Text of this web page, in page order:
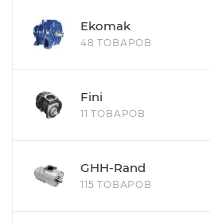
Ekomak
48 ТОВАРОВ
Fini
11 ТОВАРОВ
GHH-Rand
115 ТОВАРОВ